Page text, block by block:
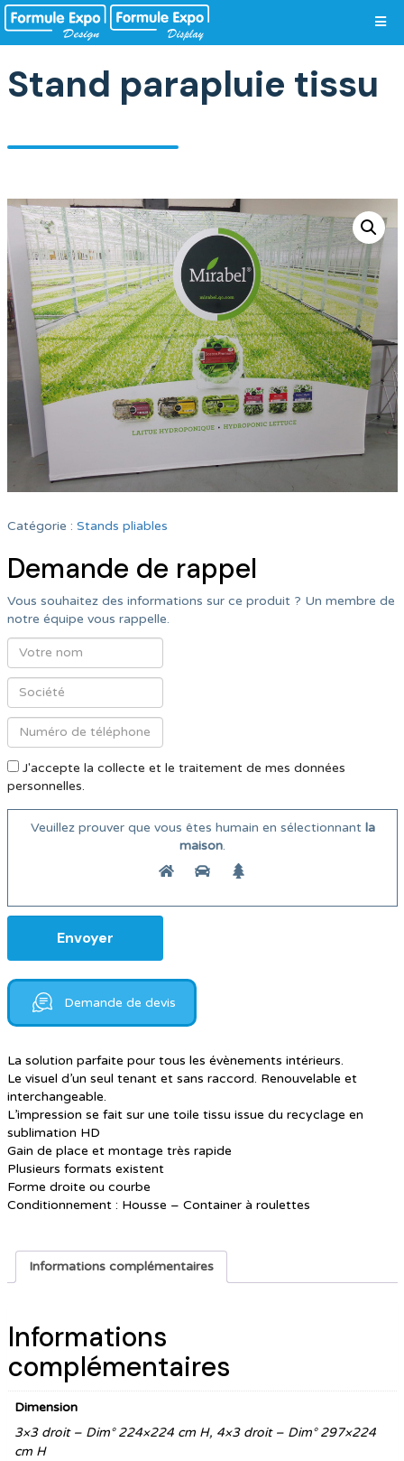
Stand parapluie tissu
Catégorie : Stands pliables
Demande de rappel
Vous souhaitez des informations sur ce produit ? Un membre de
notre équipe vous rappelle.
J'accepte la collecte et le traitement de mes données
personnelles.
Veuillez prouver que vous êtes humain en sélectionnantla
maison.
Demande de devis
La solution parfaite pour tous les évènements intérieurs.
Le visuel d’un seul tenant et sans raccord. Renouvelable et
interchangeable.
L’impression se fait sur une toile tissu issue du recyclage en
sublimation HD
Gain de place et montage très rapide
Plusieurs formats existent
Forme droite ou courbe
Conditionnement : Housse – Container à roulettes
Informations complémentaires
Informations
complémentaires
Dimension
3×3 droit – Dim° 224×224 cm H, 4×3 droit – Dim° 297×224
cm H
Vos préférences de cookies